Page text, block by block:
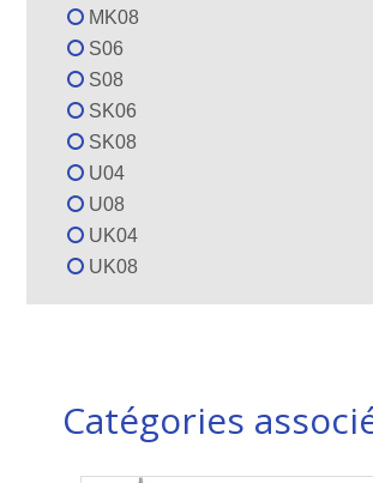
MK08
S06
S08
SK06
SK08
U04
U08
UK04
UK08
Catégories